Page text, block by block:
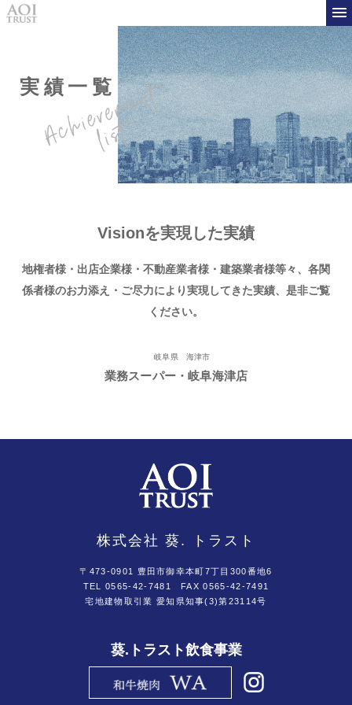
実績一覧
Visionを実現した実績
地権者様・出店企業様・不動産業者様・建築業者様等々、 各関
係者様のお力添え・ご尽力により実現してきた実績、是非ご覧
ください。
岐阜県 海津市
業務スーパー・岐阜海津店
株式会社 葵. トラスト
〒473-0901 豊田市御幸本町7丁目300番地6
TEL 0565-42-7481
FAX 0565-42-7491
宅地建物取引業 愛知県知事(3)第23114号
葵.トラスト飲食事業